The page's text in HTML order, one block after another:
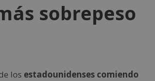
sobrepeso
los estadounidenses comiendo